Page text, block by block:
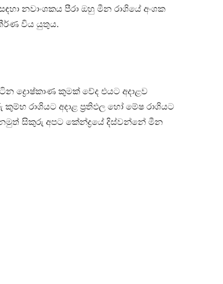
නවාංශකය පීරා ඔහු මීන රාශියේ අංශක
විය යුතුය.
ද්‍රොෂ්කාණ කුමක්‌ වේද එයට අදාළව
රාශියට අදාළ ප්‍රතිඵල හෝ මේෂ රාශියට
නමුත් සිකුරු අපට කේන්ද්‍රයේ දිස්‌වන්නේ මීන